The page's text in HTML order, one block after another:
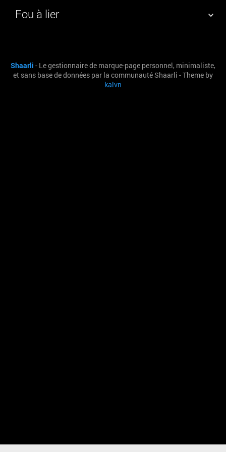
Fou à lier
QUOTIDIEN RECHERCHER
Shaarli - Le gestionnaire de marque-page personnel, minimaliste,
et sans base de données par la communauté Shaarli - Theme by
kalvn